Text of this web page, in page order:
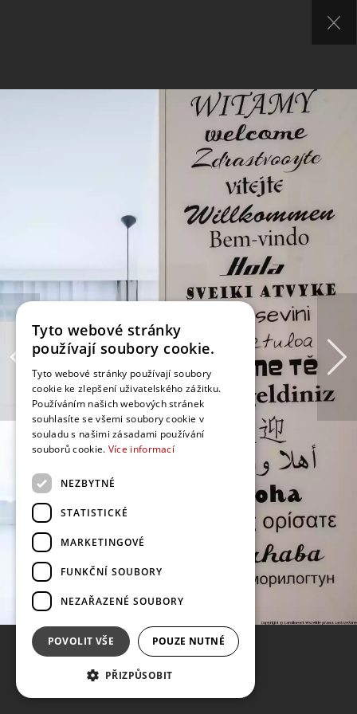
Tyto webové stránky
používají soubory cookie.
Tyto webové stránky používají soubory
cookie ke zlepšení uživatelského zážitku.
Používáním našich webových stránek
souhlasíte se všemi soubory cookie v
souladu s našimi zásadami používání
souborů cookie. Více informací
NEZBYTNÉ
STATISTICKÉ
MARKETINGOVÉ
FUNKČNÍ SOUBORY
NEZAŘAZENÉ SOUBORY
POVOLIT VŠE POUZE NUTNÉ
PŘIZPŮSOBIT